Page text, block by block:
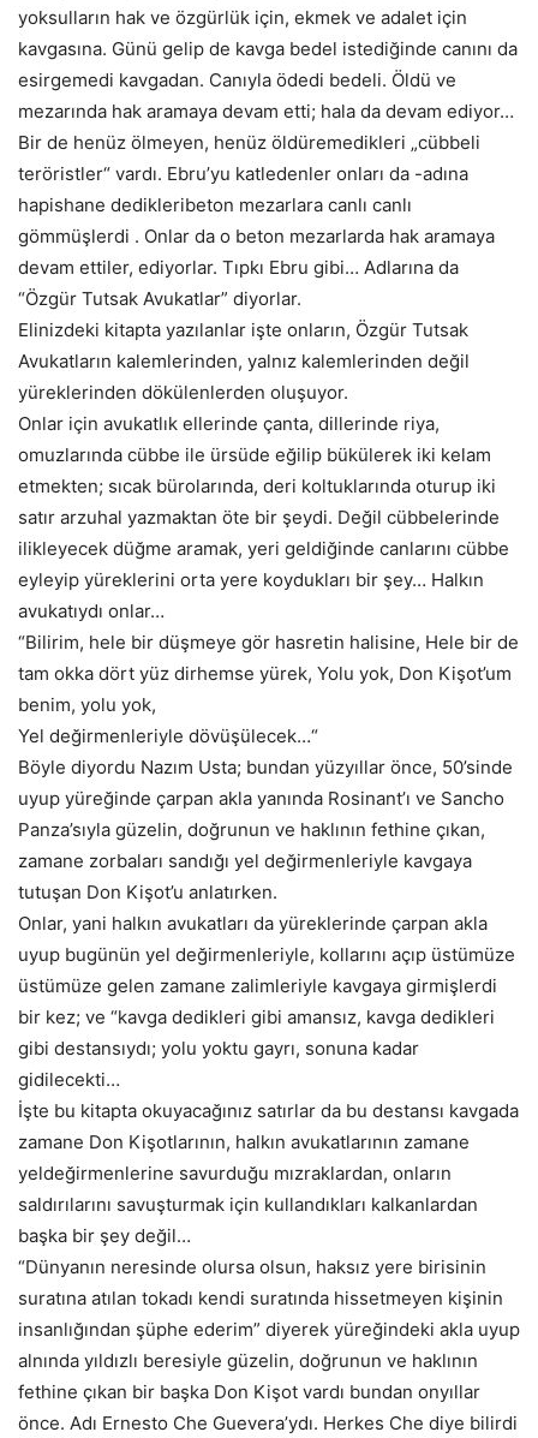
yoksulların hak ve özgürlük için, ekmek ve adalet için
kavgasına. Günü gelip de kavga bedel istediğinde canını da
esirgemedi kavgadan. Canıyla ödedi bedeli. Öldü ve
mezarında hak aramaya devam etti; hala da devam ediyor…
Bir de henüz ölmeyen, henüz öldüremedikleri „cübbeli
teröristler“ vardı. Ebru’yu katledenler onları da -adına
hapishane dedikleribeton mezarlara canlı canlı
gömmüşlerdi . Onlar da o beton mezarlarda hak aramaya
devam ettiler, ediyorlar. Tıpkı Ebru gibi… Adlarına da
“Özgür Tutsak Avukatlar” diyorlar.
Elinizdeki kitapta yazılanlar işte onların, Özgür Tutsak
Avukatların kalemlerinden, yalnız kalemlerinden değil
yüreklerinden dökülenlerden oluşuyor.
Onlar için avukatlık ellerinde çanta, dillerinde riya,
omuzlarında cübbe ile ürsüde eğilip bükülerek iki kelam
etmekten; sıcak bürolarında, deri koltuklarında oturup iki
satır arzuhal yazmaktan öte bir şeydi. Değil cübbelerinde
ilikleyecek düğme aramak, yeri geldiğinde canlarını cübbe
eyleyip yüreklerini orta yere koydukları bir şey… Halkın
avukatıydı onlar…
“Bilirim, hele bir düşmeye gör hasretin halisine, Hele bir de
tam okka dört yüz dirhemse yürek, Yolu yok, Don Kişot’um
benim, yolu yok,
Yel değirmenleriyle dövüşülecek…“
Böyle diyordu Nazım Usta; bundan yüzyıllar önce, 50’sinde
uyup yüreğinde çarpan akla yanında Rosinant’ı ve Sancho
Panza’sıyla güzelin, doğrunun ve haklının fethine çıkan,
zamane zorbaları sandığı yel değirmenleriyle kavgaya
tutuşan Don Kişot’u anlatırken.
Onlar, yani halkın avukatları da yüreklerinde çarpan akla
uyup bugünün yel değirmenleriyle, kollarını açıp üstümüze
üstümüze gelen zamane zalimleriyle kavgaya girmişlerdi
bir kez; ve “kavga dedikleri gibi amansız, kavga dedikleri
gibi destansıydı; yolu yoktu gayrı, sonuna kadar
gidilecekti…
İşte bu kitapta okuyacağınız satırlar da bu destansı kavgada
zamane Don Kişotlarının, halkın avukatlarının zamane
yeldeğirmenlerine savurduğu mızraklardan, onların
saldırılarını savuşturmak için kullandıkları kalkanlardan
başka bir şey değil…
“Dünyanın neresinde olursa olsun, haksız yere birisinin
suratına atılan tokadı kendi suratında hissetmeyen kişinin
insanlığından şüphe ederim” diyerek yüreğindeki akla uyup
alnında yıldızlı beresiyle güzelin, doğrunun ve haklının
fethine çıkan bir başka Don Kişot vardı bundan onyıllar
önce. Adı Ernesto Che Guevera’ydı. Herkes Che diye bilirdi